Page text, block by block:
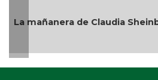
La mañanera de Claudia